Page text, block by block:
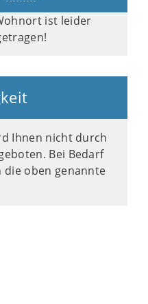
ist leider
Ihnen nicht durch
Bei Bedarf
die oben genannte